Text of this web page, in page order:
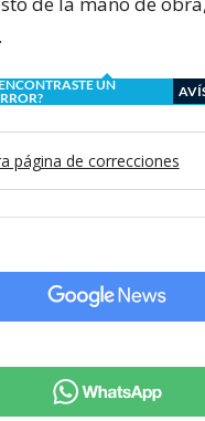
UN
página de correcciones